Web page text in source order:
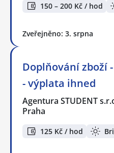
150 – 200 Kč / hod
Zveřejněno: 3. srpna
Doplňování zboží
- výplata ihned
Agentura STUDENT
Praha
125 Kč / hod